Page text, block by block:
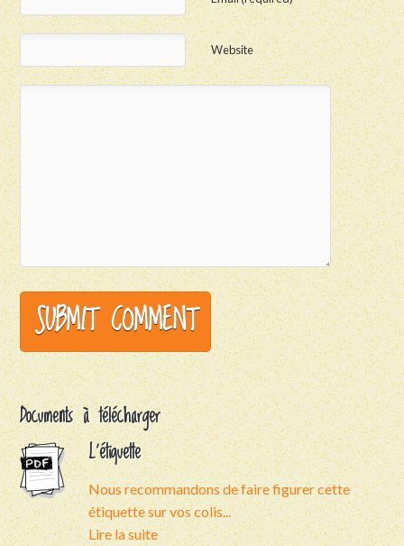
Website
Documents à télécharger
L'étiquette
Nous recommandons de faire figurer cette
étiquette sur vos colis...
Lire la suite